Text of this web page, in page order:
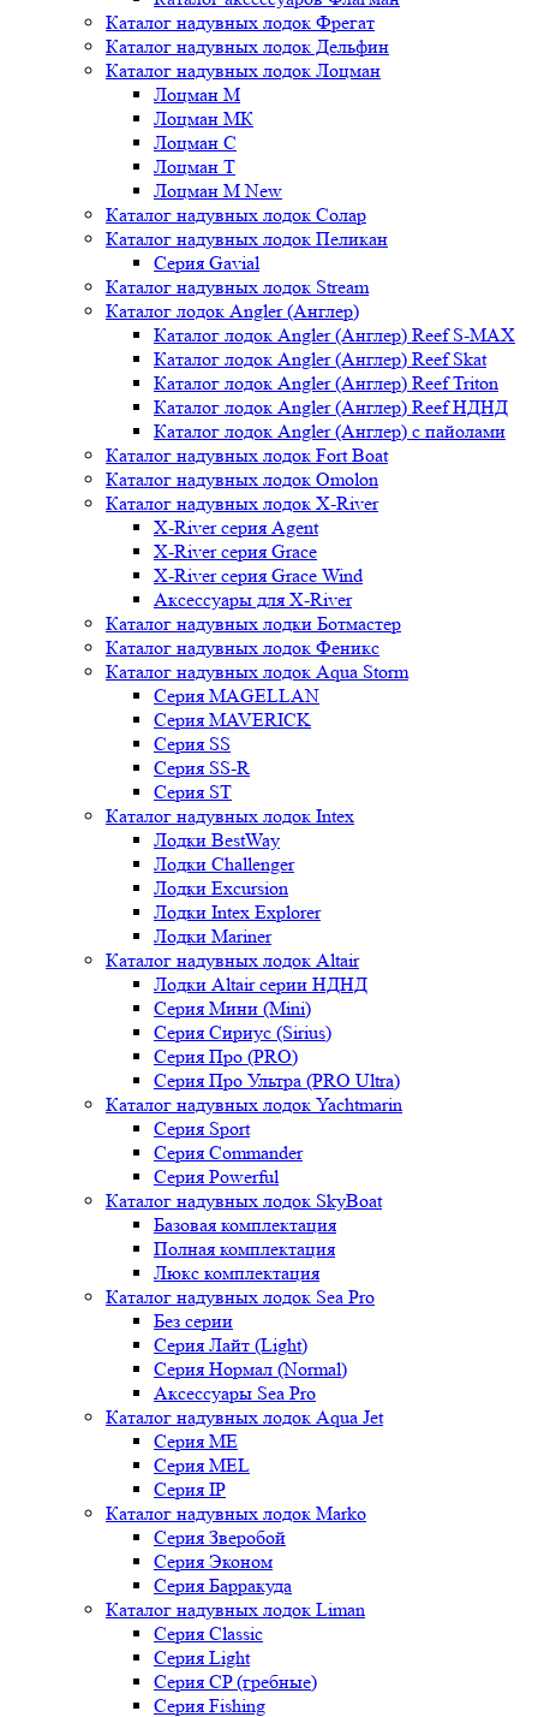
Каталог надувных лодок Фрегат
Каталог надувных лодок Дельфин
Каталог надувных лодок Лоцман
Лоцман М
Лоцман МК
Лоцман С
Лоцман Т
Лоцман М New
Каталог надувных лодок Солар
Каталог надувных лодок Пеликан
Серия Gavial
Каталог надувных лодок Stream
Каталог лодок Angler (Англер)
Каталог лодок Angler (Англер) Reef S-MAX
Каталог лодок Angler (Англер) Reef Skat
Каталог лодок Angler (Англер) Reef Triton
Каталог лодок Angler (Англер) Reef НДНД
Каталог лодок Angler (Англер) с пайолами
Каталог надувных лодок Fort Boat
Каталог надувных лодок Omolon
Каталог надувных лодок X-River
X-River серия Agent
X-River серия Grace
X-River серия Grace Wind
Аксессуары для X-River
Каталог надувных лодки Ботмастер
Каталог надувных лодок Феникc
Каталог надувных лодок Aqua Storm
Серия MAGELLAN
Серия MAVERICK
Серия SS
Серия SS-R
Серия ST
Каталог надувных лодок Intex
Лодки BestWay
Лодки Challenger
Лодки Excursion
Лодки Intex Explorer
Лодки Mariner
Каталог надувных лодок Altair
Лодки Altair серии НДНД
Серия Мини (Mini)
Серия Сириус (Sirius)
Серия Про (PRO)
Серия Про Ультра (PRO Ultra)
Каталог надувных лодок Yachtmarin
Серия Sport
Серия Commander
Серия Powerful
Каталог надувных лодок SkyBoat
Базовая комплектация
Полная комплектация
Люкс комплектация
Каталог надувных лодок Sea Pro
Без серии
Серия Лайт (Light)
Серия Нормал (Normal)
Аксессуары Sea Pro
Каталог надувных лодок Aqua Jet
Серия ME
Серия MEL
Серия IP
Каталог надувных лодок Marko
Серия Зверобой
Серия Эконом
Серия Барракуда
Каталог надувных лодок Liman
Серия Classic
Серия Light
Серия CP (гребные)
Серия Fishing